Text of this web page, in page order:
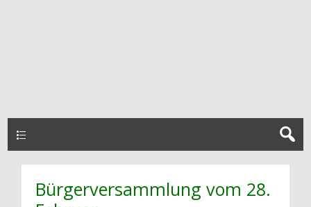
Bürgerversammlung vom 28.